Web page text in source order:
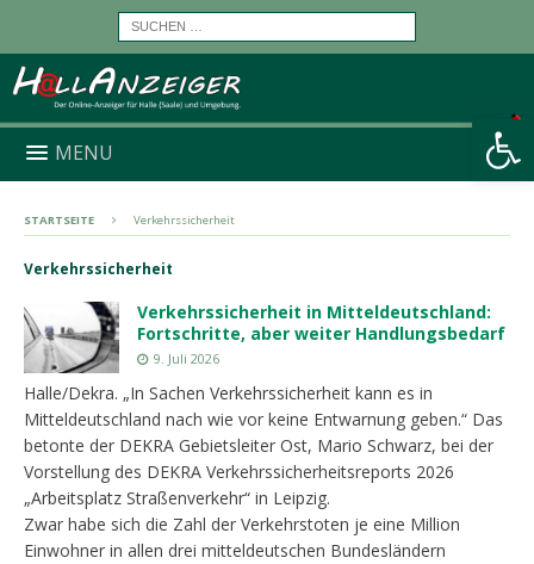
Werkzeugleiste öffnen
MENU
STARTSEITE Verkehrssicherheit
Verkehrssicherheit
Verkehrssicherheit in Mitteldeutschland:
Fortschritte, aber weiter Handlungsbedarf
9. Juli 2026
Halle/Dekra. „In Sachen Verkehrssicherheit kann es in
Mitteldeutschland nach wie vor keine Entwarnung geben.“ Das
betonte der DEKRA Gebietsleiter Ost, Mario Schwarz, bei der
Vorstellung des DEKRA Verkehrssicherheitsreports 2026
„Arbeitsplatz Straßenverkehr“ in Leipzig.
Zwar habe sich die Zahl der Verkehrstoten je eine Million
Einwohner in allen drei mitteldeutschen Bundesländern